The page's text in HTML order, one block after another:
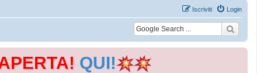
Login
Iscriviti
QUI!